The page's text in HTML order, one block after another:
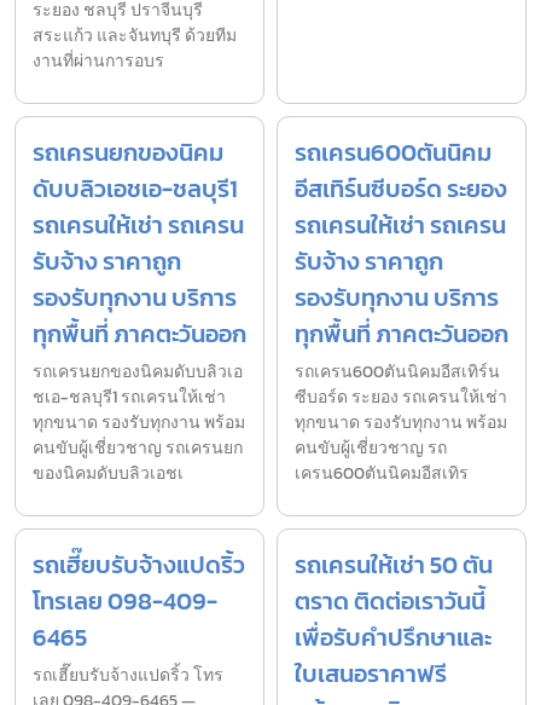
ระยอง ชลบุรี ปราจีนบุรี
สระแก้ว และจันทบุรี ด้วยทีม
งานที่ผ่านการอบร
รถเครนยกของนิคม
ดับบลิวเอชเอ-ชลบุรี1
รถเครนให้เช่า รถเครน
รับจ้าง ราคาถูก
รองรับทุกงาน บริการ
ทุกพื้นที่ ภาคตะวันออก
รถเครนยกของนิคมดับบลิวเอ
ชเอ-ชลบุรี1 รถเครนให้เช่า
ทุกขนาด รองรับทุกงาน พร้อม
คนขับผู้เชี่ยวชาญ รถเครนยก
ของนิคมดับบลิวเอชเ
รถเครน600ตันนิคม
อีสเทิร์นซีบอร์ด ระยอง
รถเครนให้เช่า รถเครน
รับจ้าง ราคาถูก
รองรับทุกงาน บริการ
ทุกพื้นที่ ภาคตะวันออก
รถเครน600ตันนิคมอีสเทิร์น
ซีบอร์ด ระยอง รถเครนให้เช่า
ทุกขนาด รองรับทุกงาน พร้อม
คนขับผู้เชี่ยวชาญ รถ
เครน600ตันนิคมอีสเทิร
รถเฮี๊ยบรับจ้างแปดริ้ว
โทรเลย 098-409-
6465
รถเฮี๊ยบรับจ้างแปดริ้ว โทร
รถเครนให้เช่า 50 ตัน
ตราด ติดต่อเราวันนี้
เพื่อรับคำปรึกษาและ
ใบเสนอราคาฟรี